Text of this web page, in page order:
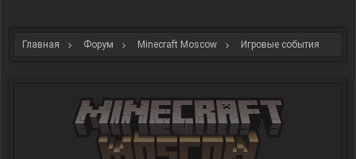
Главная Форум Minecraft Moscow Игровые события